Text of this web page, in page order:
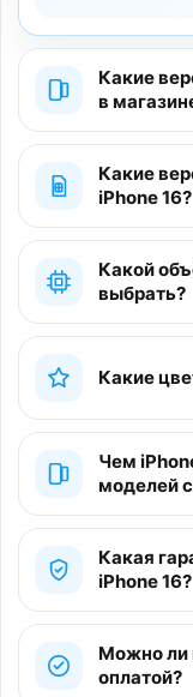
Какие
в
Какие
iPhone 16?
Какой
выбрать?
Какие
Чем
моделей
Какая
iPhone 16?
Можно ли
оплатой?